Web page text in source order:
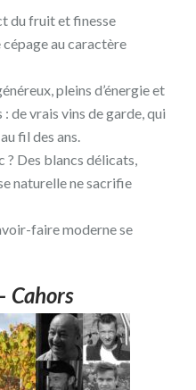
du fruit et finesse
au caractère
pleins d’énergie et
de vrais vins de garde, qui
fil des ans.
? Des blancs délicats,
naturelle ne sacrifie
faire moderne se
Cahors